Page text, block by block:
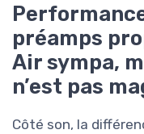
préamps
Air sympa,
n’est pas
Côté son, la